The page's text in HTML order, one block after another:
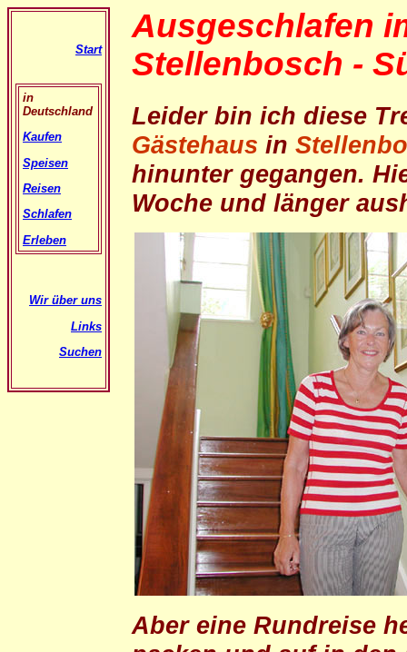
Start
in
Deutschland
Kaufen
Speisen
Reisen
Schlafen
Erleben
Wir über uns
Links
Suchen
Ausgeschlafen
Stellenbosch -
Leider bin ich diese
Gästehaus in
hinunter gegangen.
Woche und länger
Aber eine Rundreise